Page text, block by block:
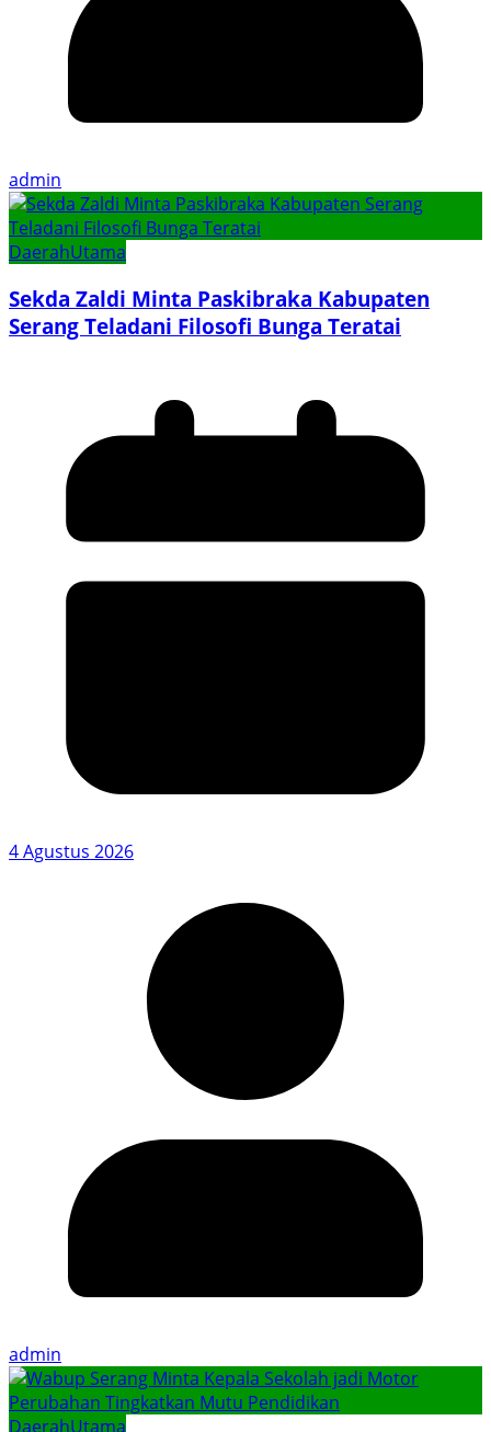
admin
DaerahUtama
Sekda Zaldi Minta Paskibraka Kabupaten
Serang Teladani Filosofi Bunga Teratai
4 Agustus 2026
admin
DaerahUtama